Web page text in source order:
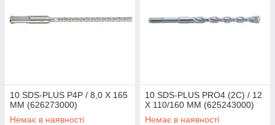
10 SDS-PLUS P4P / 8,0 X 165
ММ (626273000)
Немає в наявності
10 SDS-PLUS PRO4 (2C) / 12
X 110/160 ММ (625243000)
Немає в наявності